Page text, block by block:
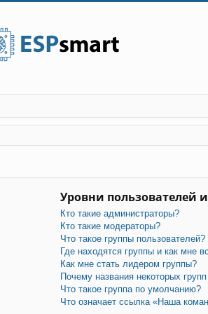
Уровни пользователей
Кто такие администраторы?
Кто такие модераторы?
Что такое группы пользователей?
Где находятся группы и как мне
Как мне стать лидером группы?
Почему названия некоторых
Что такое группа по умолчанию?
Что означает ссылка «Наша